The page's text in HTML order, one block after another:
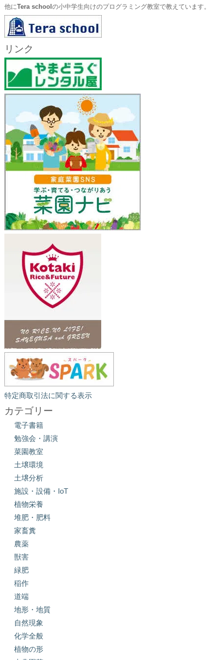
他にTera school の小中学生向けのプログラミング教室で教えています。
リンク
特定商取引法に関する表示
カテゴリー
電子書籍
勉強会・講演
菜園教室
土壌環境
土壌分析
施設・設備・IoT
植物栄養
堆肥・肥料
家畜糞
農薬
獣害
緑肥
稲作
道端
地形・地質
自然現象
化学全般
植物の形